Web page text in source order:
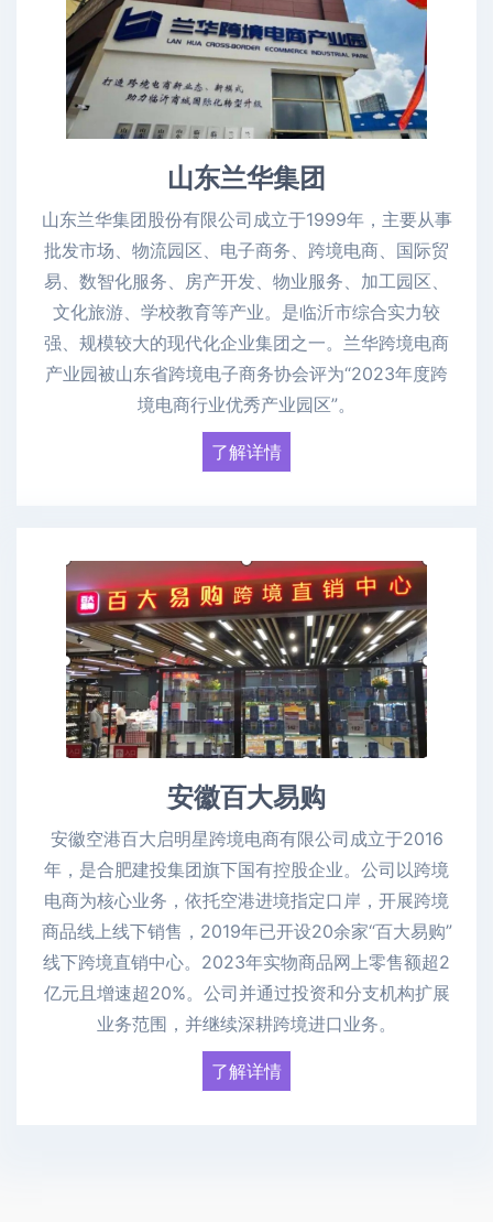
山东兰华集团
山东兰华集团股份有限公司成立于1999年，主要从事
批发市场、物流园区、电子商务、跨境电商、国际贸
易、数智化服务、房产开发、物业服务、加工园区、
文化旅游、学校教育等产业。是临沂市综合实力较
强、规模较大的现代化企业集团之一。兰华跨境电商
产业园被山东省跨境电子商务协会评为“2023年度跨
境电商行业优秀产业园区”。
了解详情
安徽百大易购
安徽空港百大启明星跨境电商有限公司成立于2016
年，是合肥建投集团旗下国有控股企业。公司以跨境
电商为核心业务，依托空港进境指定口岸，开展跨境
商品线上线下销售，2019年已开设20余家“百大易购”
线下跨境直销中心。2023年实物商品网上零售额超2
亿元且增速超20%。公司并通过投资和分支机构扩展
业务范围，并继续深耕跨境进口业务。
了解详情